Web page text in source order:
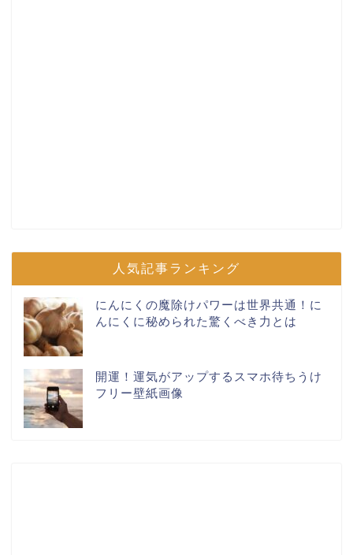
人気記事ランキング
にんにくの魔除けパワーは世界共通！に
んにくに秘められた驚くべき力とは
開運！運気がアップするスマホ待ちうけ
フリー壁紙画像